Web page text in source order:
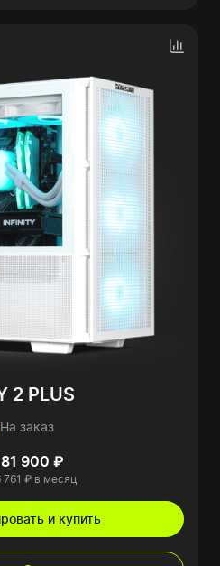
2 PLUS
На заказ
900 ₽
761 ₽ в месяц
и купить